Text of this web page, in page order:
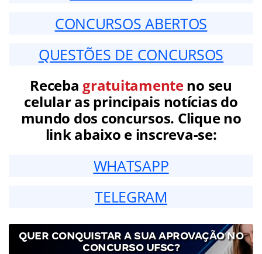
CONCURSOS ABERTOS
QUESTÕES DE CONCURSOS
Receba gratuitamenteno seu
celular as principais notícias do
mundo dos concursos. Clique no
link abaixo e inscreva-se:
WHATSAPP
TELEGRAM
QUER CONQUISTAR A SUA APROVAÇÃO NO
CONCURSO UFSC?